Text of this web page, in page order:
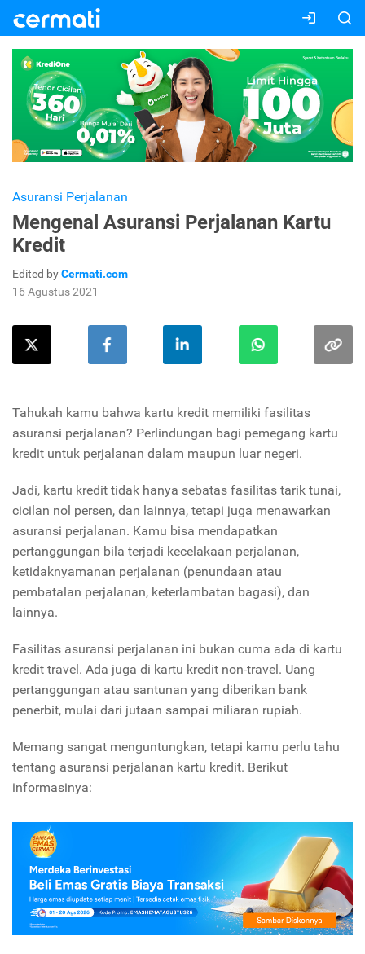
Asuransi Perjalanan
Mengenal Asuransi Perjalanan Kartu
Kredit
Edited byCermati.com
16 Agustus 2021
Tahukah kamu bahwa kartu kredit memiliki fasilitas
asuransi perjalanan? Perlindungan bagi pemegang kartu
kredit untuk perjalanan dalam maupun luar negeri.
Jadi, kartu kredit tidak hanya sebatas fasilitas tarik tunai,
cicilan nol persen, dan lainnya, tetapi juga menawarkan
asuransi perjalanan. Kamu bisa mendapatkan
pertanggungan bila terjadi kecelakaan perjalanan,
ketidaknyamanan perjalanan (penundaan atau
pembatalan perjalanan, keterlambatan bagasi), dan
lainnya.
Fasilitas asuransi perjalanan ini bukan cuma ada di kartu
kredit travel. Ada juga di kartu kredit non-travel. Uang
pertanggungan atau santunan yang diberikan bank
penerbit, mulai dari jutaan sampai miliaran rupiah.
Memang sangat menguntungkan, tetapi kamu perlu tahu
tentang asuransi perjalanan kartu kredit. Berikut
informasinya: